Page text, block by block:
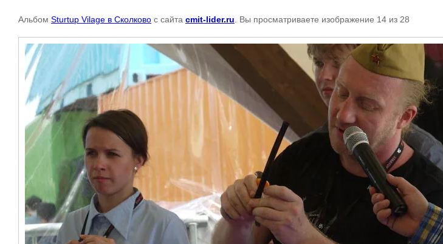
Альбом Sturtup Vilage в Сколково с сайта cmit-lider.ru . Вы просматриваете изображение 14 из 28